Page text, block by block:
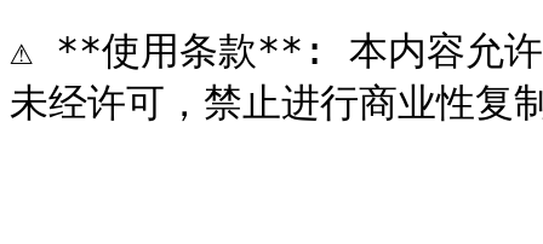
⚠️ **使用条款**: 本内容允